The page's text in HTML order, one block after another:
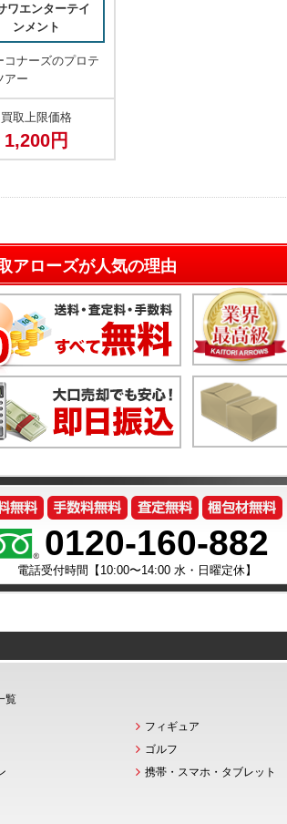
ワエンターテイ
ンメント
コナーズのプロテ
アー
買取上限価格
1,200円
アローズが人気の理由
0120-160-882
電話受付時間【10:00〜14:00 水・日曜定休】
覧
フィギュア
ゴルフ
携帯・スマホ・タブレット